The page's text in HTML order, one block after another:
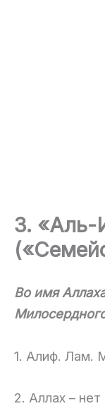
3.
Во имя
1. Алиф. Лам.
2. Аллах –